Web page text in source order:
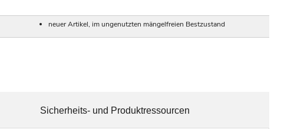
neuer Artikel, im ungenutzten mängelfreien Bestzustand
Sicherheits- und Produktressourcen